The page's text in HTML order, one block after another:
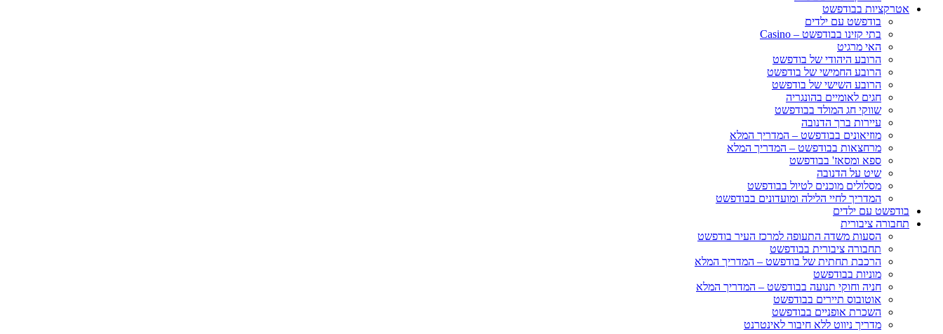
אטרקציות בבודפשט
בודפשט עם ילדים
בתי קזינו בבודפשט – Casino
האי מרגיט
הרובע היהודי של בודפשט
הרובע החמישי של בודפשט
הרובע השישי של בודפשט
חגים לאומיים בהונגריה
שווקי חג המולד בבודפשט
עיירות ברך הדנובה
מוזיאונים בבודפשט – המדריך המלא
מרחצאות בבודפשט – המדריך המלא
ספא ומסאז' בבודפשט
שיט על הדנובה
מסלולים מוכנים לטיול בבודפשט
המדריך לחיי הלילה ומועדונים בבודפשט
בודפשט עם ילדים
תחבורה ציבורית
הסעות משדה התעופה למרכז העיר בודפשט
תחבורה ציבורית בבודפשט
הרכבת תחתית של בודפשט – המדריך המלא
מוניות בבודפשט
חניה וחוקי תנועה בבודפשט – המדריך המלא
אוטובוס תיירים בבודפשט
השכרת אופניים בבודפשט
מדריך ניווט ללא חיבור לאינטרנט